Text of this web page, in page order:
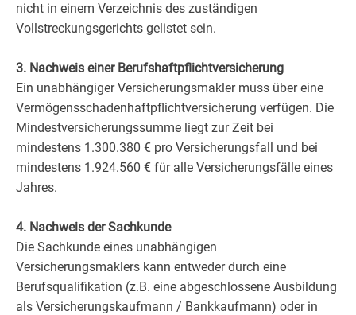
nicht in einem Verzeichnis des zuständigen
Vollstreckungsgerichts gelistet sein.
3. Nachweis einer Berufshaftpflichtversicherung
Ein unabhängiger Versicherungsmakler muss über eine
Vermögensschadenhaftpflichtversicherung verfügen. Die
Mindestversicherungssumme liegt zur Zeit bei
mindestens 1.300.380 € pro Versicherungsfall und bei
mindestens 1.924.560 € für alle Versicherungsfälle eines
Jahres.
4. Nachweis der Sachkunde
Die Sachkunde eines unabhängigen
Versicherungsmaklers kann entweder durch eine
Berufsqualifikation (z.B. eine abgeschlossene Ausbildung
als Versicherungskaufmann / Bankkaufmann) oder in